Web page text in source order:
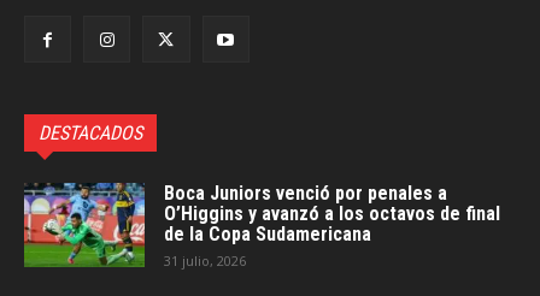
DESTACADOS
Boca Juniors venció por penales a
O’Higgins y avanzó a los octavos de final
de la Copa Sudamericana
31 julio, 2026